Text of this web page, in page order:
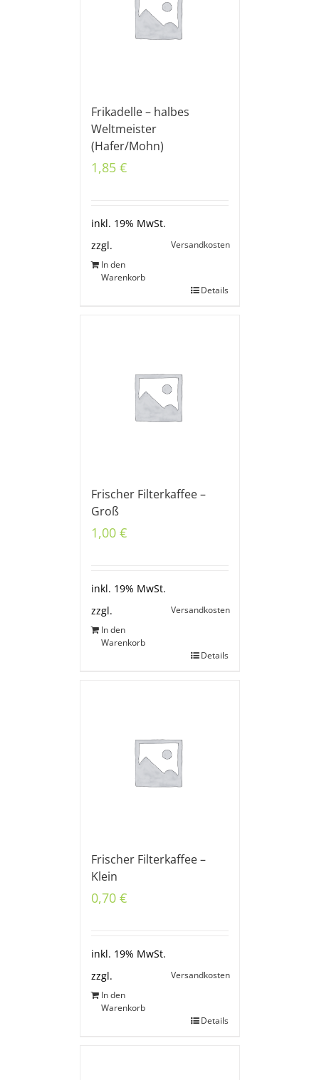
Frikadelle – halbes
Weltmeister
(Hafer/Mohn)
1,85 €
inkl. 19% MwSt.
zzgl.
Versandkosten
In den
Warenkorb
Details
Frischer Filterkaffee –
Groß
1,00 €
inkl. 19% MwSt.
zzgl.
Versandkosten
In den
Warenkorb
Details
Frischer Filterkaffee –
Klein
0,70 €
inkl. 19% MwSt.
zzgl.
Versandkosten
In den
Warenkorb
Details